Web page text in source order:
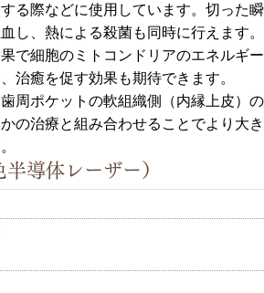
る際などに使用しています。切った瞬
し、熱による殺菌も同時に行えます。
で細胞のミトコンドリアのエネルギー
治癒を促す効果も期待できます。
周ポケットの軟組織側（内縁上皮）の
の治療と組み合わせることでより大き
導体レーザー）